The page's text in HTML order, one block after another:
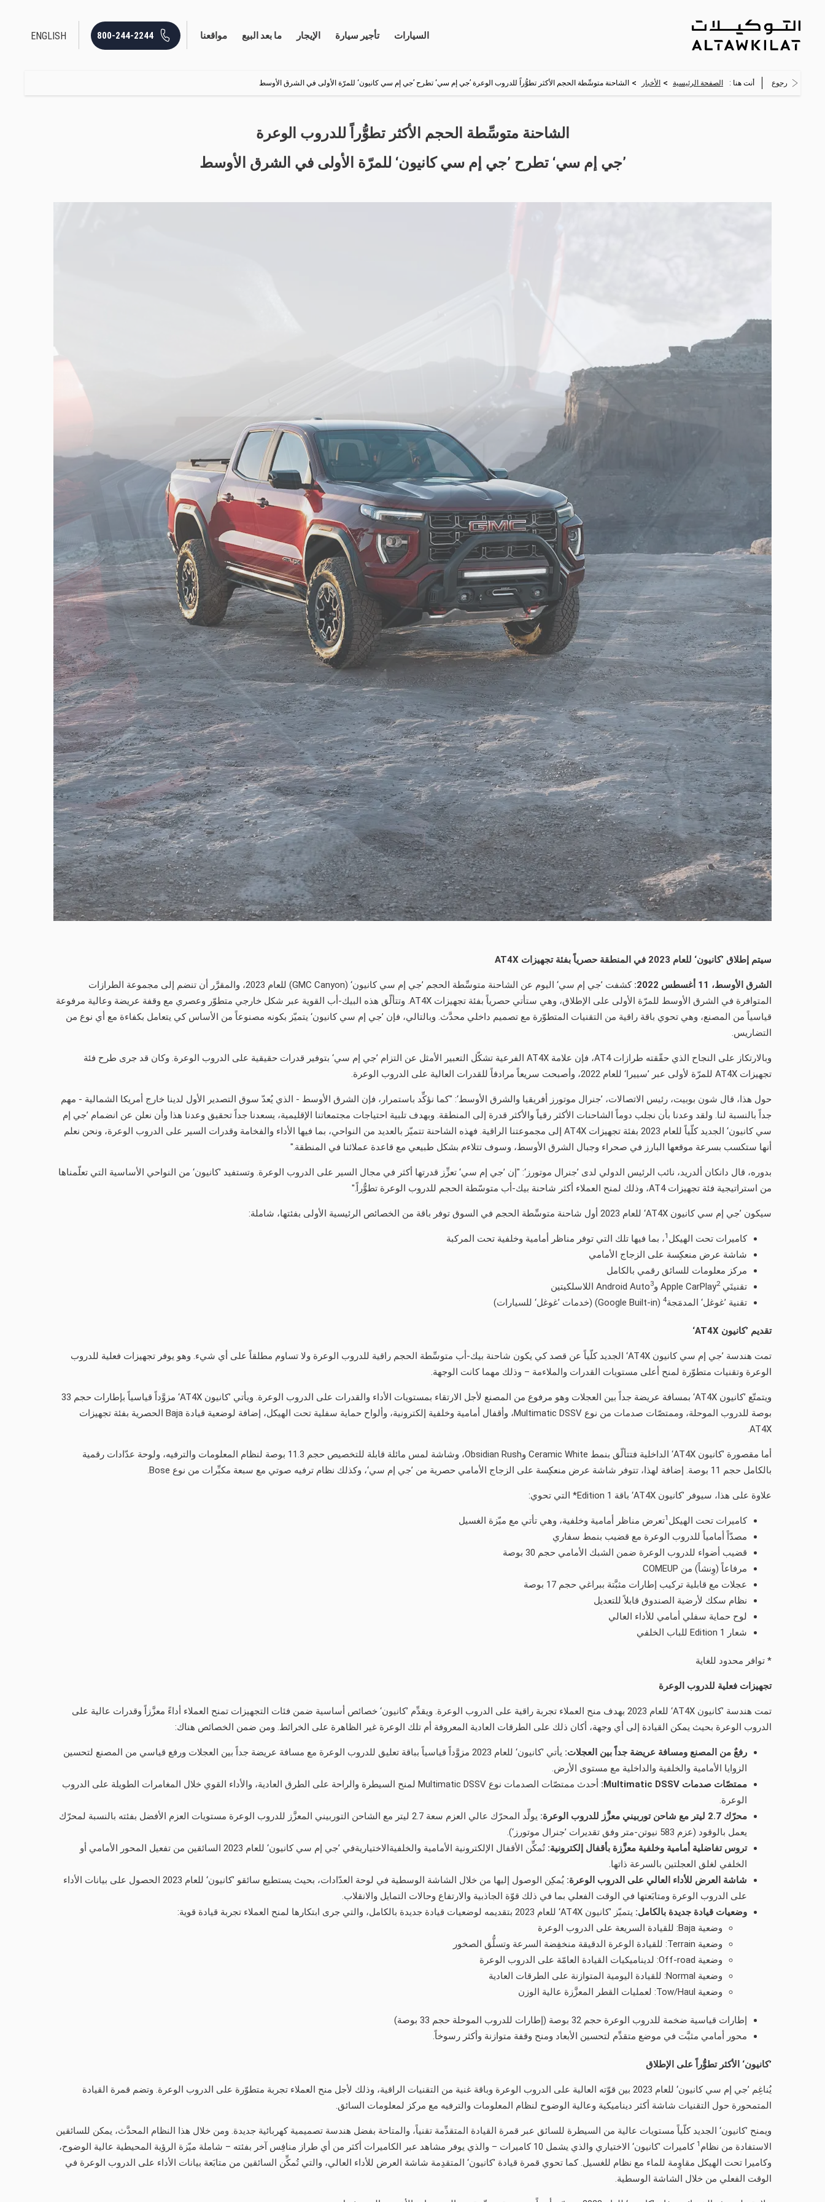
السيارات تأجير سيارة الإيجار ما بعد البيع مواقعنا 800-244-2244
ENGLISH
رجوع أنت هنا : الصفحة الرئيسية > الأخبار > الشاحنة متوسِّطة الحجم الأكثر تطوُّراً للدروب الوعرة ’جي إم سي‘ تطرح ’جي إم سي كانيون‘ للمرّة الأولى في الشرق الأوسط
الشاحنة متوسِّطة الحجم الأكثر تطوُّراً للدروب الوعرة
’جي إم سي‘ تطرح ’جي إم سي كانيون‘ للمرّة الأولى في الشرق الأوسط
سيتم إطلاق ’كانيون‘ للعام 2023 في المنطقة حصرياً بفئة تجهيزات AT4X
الشرق الأوسط، 11 أغسطس 2022
:
كشفت ’جي إم سي‘ اليوم عن الشاحنة متوسِّطة الحجم ’جي إم سي كانيون‘ (GMC Canyon) للعام 2023، والمقرَّر أن تنضم إلى مجموعة الطرازات
المتوافرة في الشرق الأوسط للمرّة الأولى على الإطلاق، وهي ستأتي حصرياً بفئة تجهيزات AT4X. وتتألّق هذه البيك-أب القوية عبر شكل خارجي متطوّر وعصري مع وقفة عريضة وعالية مرفوعة
قياسياً من المصنع، وهي تحوي باقة راقية من التقنيات المتطوّرة مع تصميم داخلي محدَّث. وبالتالي، فإن ’جي إم سي كانيون‘ يتميّز بكونه مصنوعاً من الأساس كي يتعامل بكفاءة مع أي نوع من
التضاريس.
وبالارتكاز على النجاح الذي حقّقته طرازات AT4، فإن علامة AT4X الفرعية تشكّل التعبير الأمثل عن التزام ’جي إم سي‘ بتوفير قدرات حقيقية على الدروب الوعرة. وكان قد جرى طرح فئة
تجهيزات AT4X للمرّة لأولى عبر ’سييرا‘ للعام 2022، وأصبحت سريعاً مرادفاً للقدرات العالية على الدروب الوعرة.
حول هذا، قال شون بوبيت، رئيس الاتصالات، ’جنرال موتورز أفريقيا والشرق الأوسط‘: "كما نؤكِّد باستمرار، فإن الشرق الأوسط - الذي يُعدّ سوق التصدير الأول لدينا خارج أمريكا الشمالية - مهم
جداً بالنسبة لنا. ولقد وعدنا بأن نجلب دوماً الشاحنات الأكثر رقياً والأكثر قدرة إلى المنطقة. وبهدف تلبية احتياجات مجتمعاتنا الإقليمية، يسعدنا جداً تحقيق وعدنا هذا وأن نعلن عن انضمام ’جي إم
سي كانيون‘ الجديد كلّياً للعام 2023 بفئة تجهيزات AT4X إلى مجموعتنا الراقية. فهذه الشاحنة تتميّز بالعديد من النواحي، بما فيها الأداء والفخامة وقدرات السير على الدروب الوعرة، ونحن نعلم
أنها ستكسب بسرعة موقعها البارز في صحراء وجبال الشرق الأوسط، وسوف تتلاءم بشكل طبيعي مع قاعدة عملائنا في المنطقة."
بدوره، قال دانكان ألدريد، نائب الرئيس الدولي لدى ’جنرال موتورز‘: "إن ’جي إم سي‘ تعزِّز قدرتها أكثر في مجال السير على الدروب الوعرة. وتستفيد ’كانيون‘ من النواحي الأساسية التي تعلّمناها
من استراتيجية فئة تجهيزات AT4، وذلك لمنح العملاء أكثر شاحنة بيك-أب متوسّطة الحجم للدروب الوعرة تطوُّراً."
سيكون ’جي إم سي كانيون AT4X‘ للعام 2023 أول شاحنة متوسِّطة الحجم في السوق توفر باقة من الخصائص الرئيسية الأولى بفئتها، شاملة:
كاميرات تحت الهيكل 1، بما فيها تلك التي توفر مناظر أمامية وخلفية تحت المركبة
شاشة عرض منعكِسة على الزجاج الأمامي
مركز معلومات للسائق رقمي بالكامل
تقنيتَي Apple CarPlay2 وAndroid Auto3
اللاسلكيتين
تقنية ’غوغل‘ المدمَجة4 (Google Built-in) (خدمات ’غوغل‘ للسيارات)
تقديم ’كانيون AT4X
‘
تمت هندسة ’جي إم سي كانيون AT4X‘ الجديد كلّياً عن قصد كي يكون شاحنة بيك-أب متوسِّطة الحجم راقية للدروب الوعرة ولا تساوم مطلقاً على أي شيء. وهو يوفر تجهيزات فعلية للدروب
الوعرة وتقنيات متطوّرة لمنح أعلى مستويات القدرات والملاءمة – وذلك مهما كانت الوجهة.
ويتمتّع ’كانيون AT4X‘ بمسافة عريضة جداً بين العجلات وهو مرفوع من المصنع لأجل الارتقاء بمستويات الأداء والقدرات على الدروب الوعرة. ويأتي ’كانيون AT4X‘ مزوَّداً قياسياً بإطارات حجم 33
بوصة للدروب الموحلة، وممتصّات صدمات من نوع Multimatic DSSV، وأقفال أمامية وخلفية إلكترونية، وألواح حماية سفلية تحت الهيكل، إضافة لوضعية قيادة Baja الحصرية بفئة تجهيزات
AT4X.
أما مقصورة ’كانيون AT4X‘ الداخلية فتتألّق بنمط Ceramic White وObsidian Rush، وشاشة لمس مائلة قابلة للتخصيص حجم 11.3 بوصة لنظام المعلومات والترفيه، ولوحة عدّادات رقمية
بالكامل حجم 11 بوصة. إضافة لهذا، تتوفر شاشة عرض منعكِسة على الزجاج الأمامي حصرية من ’جي إم سي‘، وكذلك نظام ترفيه صوتي مع سبعة مكبِّرات من نوع Bose.
علاوة على هذا، سيوفر ’كانيون AT4X‘ باقة Edition 1* التي تحوي:
كاميرات تحت الهيكل 1تعرض مناظر أمامية وخلفية، وهي تأتي مع ميّزة الغسيل
مصدّاً أمامياً للدروب الوعرة مع قضيب بنمط سفاري
قضيب أضواء للدروب الوعرة ضمن الشبك الأمامي حجم 30 بوصة
مرفاعاً (وِنشاً) من COMEUP
عجلات مع قابلية تركيب إطارات مثبَّتة ببراغي حجم 17 بوصة
نظام سكك لأرضية الصندوق قابلاً للتعديل
لوح حماية سفلي أمامي للأداء العالي
شعار Edition 1 للباب الخلفي
* توافر محدود للغاية
تجهيزات فعلية للدروب الوعرة
تمت هندسة ’كانيون AT4X‘ للعام 2023 بهدف منح العملاء تجربة راقية على الدروب الوعرة. ويقدِّم ’كانيون‘ خصائص أساسية ضمن فئات التجهيزات تمنح العملاء أداءً معزَّزاً وقدرات عالية على
الدروب الوعرة بحيث يمكن القيادة إلى أي وجهة، أكان ذلك على الطرقات العادية المعروفة أم تلك الوعرة غير الظاهرة على الخرائط. ومن ضمن الخصائص هناك:
رفعٌ من المصنع ومسافة عريضة جداً بين العجلات:
يأتي ’كانيون‘ للعام 2023 مزوَّداً قياسياً بباقة تعليق للدروب الوعرة مع مسافة عريضة جداً بين العجلات ورفع قياسي من المصنع لتحسين
الزوايا الأمامية والخلفية والداخلية مع مستوى الأرض.
ممتصّات صدمات Multimatic DSSV
:
أحدث ممتصّات الصدمات نوع Multimatic DSSV لمنح السيطرة والراحة على الطرق العادية، والأداء القوي خلال المغامرات الطويلة على الدروب
الوعرة.
محرّك 2.7 ليتر مع شاحن توربيني معزَّز للدروب الوعرة:
يولِّد المحرّك عالي العزم سعة 2.7 ليتر مع الشاحن التوربيني المعزَّز للدروب الوعرة مستويات العزم الأفضل بفئته بالنسبة لمحرّك
يعمل بالوقود (عزم 583 نيوتن-متر وفق تقديرات ’جنرال موتورز‘).
تروس تفاضلية أمامية وخلفية معزَّزة بأقفال إلكترونية: تُمكِّن الأقفال الإلكترونية الأمامية والخلفيةالاختيارية
في ’جي إم سي كانيون‘ للعام 2023 السائقين من تفعيل المحور الأمامي أو
الخلفي لغلق العجلتين بالسرعة ذاتها.
شاشة العرض للأداء العالي على الدروب الوعرة:
يُمكِن الوصول إليها من خلال الشاشة الوسطية في لوحة العدّادات، بحيث يستطيع سائقو ’كانيون‘ للعام 2023 الحصول على بيانات الأداء
على الدروب الوعرة ومتابَعتها في الوقت الفعلي بما في ذلك قوّة الجاذبية والارتفاع وحالات التمايل والانقلاب.
وضعيات قيادة جديدة بالكامل: يتميّز ’كانيون AT4X‘ للعام 2023 بتقديمه لوضعيات قيادة جديدة بالكامل، والتي جرى ابتكارها لمنح العملاء تجربة قيادة قوية:
وضعية Baja: للقيادة السريعة على الدروب الوعرة
وضعية Terrain: للقيادة الوعرة الدقيقة منخفِضة السرعة وتسلُّق الصخور
وضعية Off-road: لديناميكيات القيادة العامّة على الدروب الوعرة
وضعية Normal: للقيادة اليومية المتوازنة على الطرقات العادية
وضعية Tow/Haul: لعمليات القطر المعزَّزة عالية الوزن
إطارات قياسية ضخمة للدروب الوعرة حجم 32 بوصة (إطارات للدروب الموحلة حجم 33 بوصة)
محور أمامي مثبَّت في موضع متقدِّم لتحسين الأبعاد ومنح وقفة متوازنة وأكثر رسوخاً.
’كانيون‘ الأكثر تطوُّراً على الإطلاق
يُناغِم ’جي إم سي كانيون‘ للعام 2023 بين قوّته العالية على الدروب الوعرة وباقة غنية من التقنيات الراقية، وذلك لأجل منح العملاء تجربة متطوّرة على الدروب الوعرة. وتضم قمرة القيادة
المتمحورة حول التقنيات شاشة أكثر ديناميكية وعالية الوضوح لنظام المعلومات والترفيه مع مركز لمعلومات السائق.
ويمنح ’كانيون‘ الجديد كلّياً مستويات عالية من السيطرة للسائق عبر قمرة القيادة المتقدِّمة تقنياً، والمتاحة بفضل هندسة تصميمية كهربائية جديدة. ومن خلال هذا النظام المحدَّث، يمكن للسائقين
الاستفادة من نظام 1
كاميرات ’كانيون‘ الاختياري والذي يشمل 10 كاميرات – والذي يوفر مشاهد عبر الكاميرات أكثر من أي طراز منافِس آخر بفئته – شاملة ميّزة الرؤية المحيطية عالية الوضوح،
وكاميرا تحت الهيكل مقاوِمة للماء مع نظام للغسيل. كما تحوي قمرة قيادة ’كانيون‘ المتقدِمة شاشة العرض للأداء العالي، والتي تُمكِّن السائقين من متابَعة بيانات الأداء على الدروب الوعرة في
الوقت الفعلي من خلال الشاشة الوسطية.